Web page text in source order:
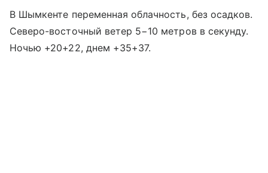
В Шымкенте переменная облачность, без осадков.
Северо-восточный ветер 5−10 метров в секунду.
Ночью +20+22, днем +35+37.